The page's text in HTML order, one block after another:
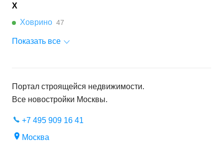
Х
Ховрино 47
Показать все
Портал строящейся недвижимости.
Все новостройки Москвы.
+7 495 909 16 41
Москва